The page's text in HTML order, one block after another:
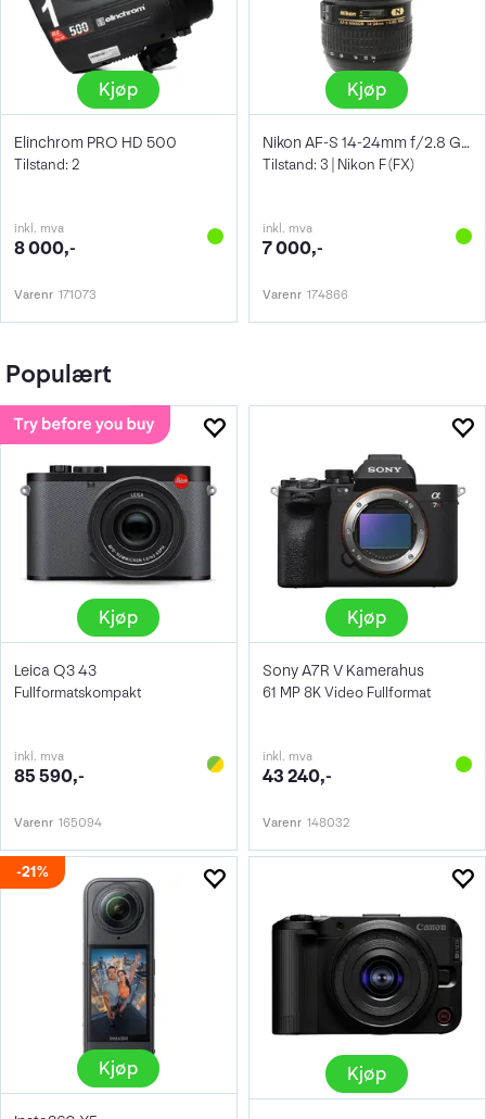
Kjøp
Elinchrom PRO HD 500
Tilstand: 2
inkl. mva
8 000,-
Varenr 171073
Kjøp
Nikon AF-S 14-24mm f/2.8 G ED
Tilstand: 3 | Nikon F (FX)
inkl. mva
7 000,-
Varenr 174866
Populært
Kjøp
Leica Q3 43
Fullformatskompakt
inkl. mva
85 590,-
Varenr 165094
Kjøp
Sony A7R V Kamerahus
61 MP 8K Video Fullformat
inkl. mva
43 240,-
Varenr 148032
21%
Kjøp Kjøp